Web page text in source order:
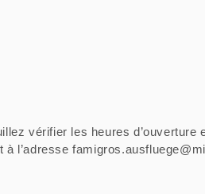
vérifier les heures
l’adresse